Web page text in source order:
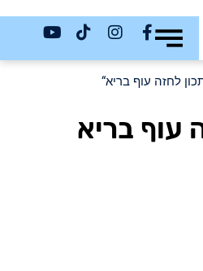
לחזה עוף בריא“
עוף בריא